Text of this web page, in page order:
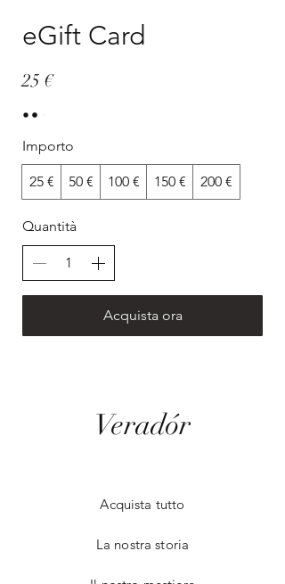
eGift Card
25 €
Importo
25 € 50 € 100 € 150 € 200 €
Quantità
Acquista ora
Veradór
Acquista tutto
La nostra storia